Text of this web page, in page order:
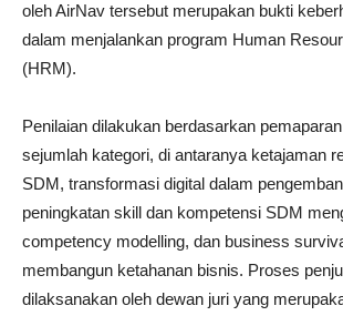
oleh AirNav tersebut merupakan bukti
dalam menjalankan program Human
(HRM).
Penilaian dilakukan berdasarkan
sejumlah kategori, di antaranya ketajaman
SDM, transformasi digital dalam
peningkatan skill dan kompetensi SDM
competency modelling, dan business
membangun ketahanan bisnis. Proses
dilaksanakan oleh dewan juri yang